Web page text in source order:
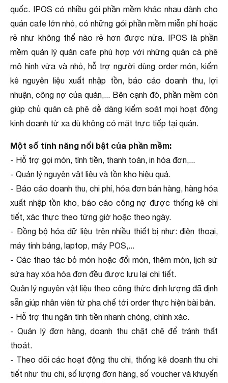
quốc. IPOS có nhiều gói phần mềm khác nhau dành cho
quán cafe lớn nhỏ, có những gói phần mềm miễn phí hoặc
rẻ như không thể nào rẻ hơn được nữa. IPOS là phần
mềm quản lý quán cafe phù hợp với những quán cà phê
mô hình vừa và nhỏ, hỗ trợ người dùng order món, kiểm
kê nguyên liệu xuất nhập tồn, báo cáo doanh thu, lợi
nhuận, công nợ của quán,... Bên cạnh đó, phần mềm còn
giúp chủ quán cà phê dễ dàng kiểm soát mọi hoạt động
kinh doanh từ xa dù không có mặt trực tiếp tại quán.
Một số tính năng nổi bật của phần mềm:
- Hỗ trợ gọi món, tính tiền, thanh toán, in hóa đơn,...
- Quản lý nguyên vật liệu và tồn kho hiệu quả.
- Báo cáo doanh thu, chi phí, hóa đơn bán hàng, hàng hóa
xuất nhập tồn kho, báo cáo công nợ được thống kê chi
tiết, xác thực theo từng giờ hoặc theo ngày.
- Đồng bộ hóa dữ liệu trên nhiều thiết bị như: điện thoại,
máy tính bảng, laptop, máy POS,...
- Các thao tác bỏ món hoặc đổi món, thêm món, lịch sử
sửa hay xóa hóa đơn đều được lưu lại chi tiết.
Quản lý nguyên vật liệu theo công thức định lượng đã định
sẵn giúp nhân viên từ pha chế tới order thực hiện bài bản.
- Hỗ trợ thu ngân tính tiền nhanh chóng, chính xác.
- Quản lý đơn hàng, doanh thu chặt chẽ để tránh thất
thoát.
- Theo dõi các hoạt động thu chi, thống kê doanh thu chi
tiết như thu chi, số lượng đơn hàng, số voucher và khuyến